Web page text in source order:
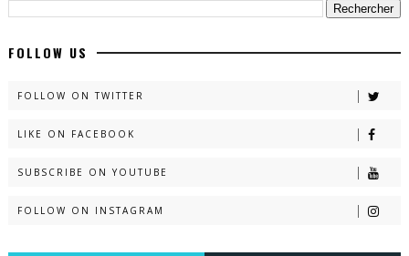
FOLLOW US
FOLLOW ON TWITTER
LIKE ON FACEBOOK
SUBSCRIBE ON YOUTUBE
FOLLOW ON INSTAGRAM